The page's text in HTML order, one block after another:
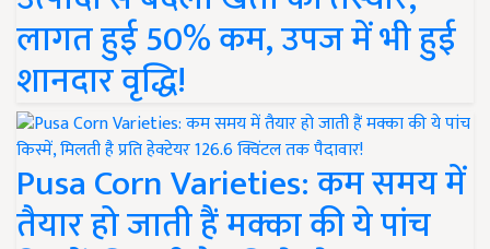
लागत हुई 50% कम, उपज में भी हुई
शानदार वृद्धि!
Pusa Corn Varieties: कम समय में
तैयार हो जाती हैं मक्का की ये पांच